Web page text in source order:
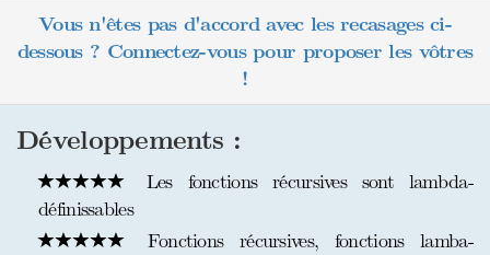
Vous n'êtes pas d'accord avec les recasages ci-
dessous ? Connectez-vous pour proposer les vôtres
!
Développements :
Les fonctions récursives sont lambda-
définissables
Fonctions récursives, fonctions lamba-